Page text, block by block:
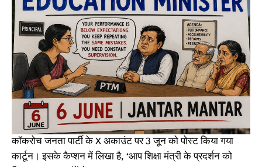
कॉकरोच जनता पार्टी के X अकाउंट पर 3 जून को पोस्ट किया गया
कार्टून। इसके कैप्शन में लिखा है, ‘आप शिक्षा मंत्री के प्रदर्शन को